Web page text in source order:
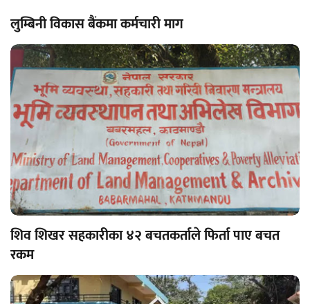
लुम्बिनी विकास बैंकमा कर्मचारी माग
शिव शिखर सहकारीका ४२ बचतकर्ताले फिर्ता पाए बचत
रकम